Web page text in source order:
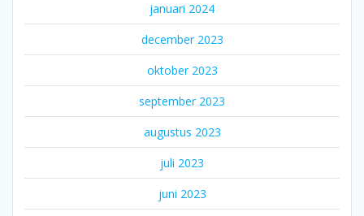
januari 2024
december 2023
oktober 2023
september 2023
augustus 2023
juli 2023
juni 2023